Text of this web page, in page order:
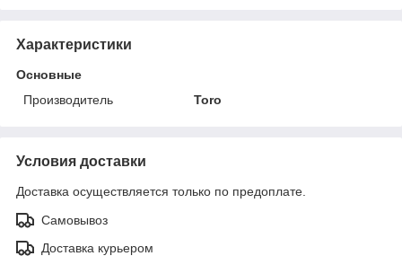
Характеристики
Основные
Производитель
Toro
Условия доставки
Доставка осуществляется только по предоплате.
Самовывоз
Доставка курьером